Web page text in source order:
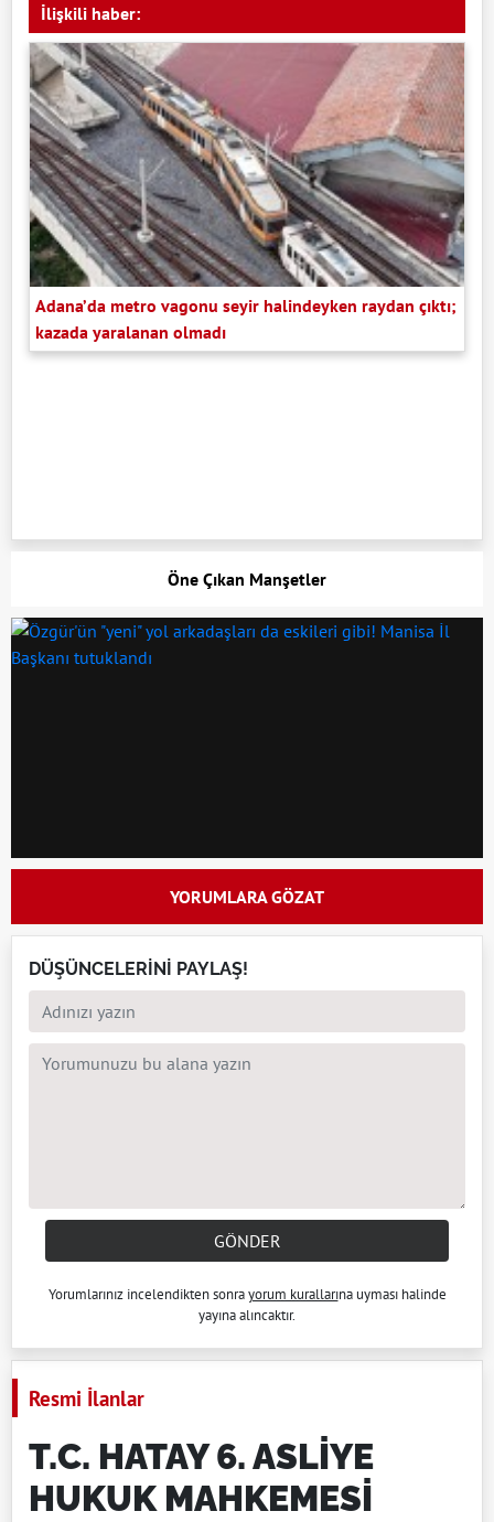
İlişkili haber:
Adana’da metro vagonu seyir halindeyken raydan çıktı;
kazada yaralanan olmadı
Öne Çıkan Manşetler
YORUMLARA GÖZAT
DÜŞÜNCELERİNİ PAYLAŞ!
GÖNDER
Yorumlarınız incelendikten sonrayorum kurallarına uyması halinde
yayına alıncaktır.
Resmi İlanlar
T.C. HATAY 6. ASLİYE
HUKUK MAHKEMESİ